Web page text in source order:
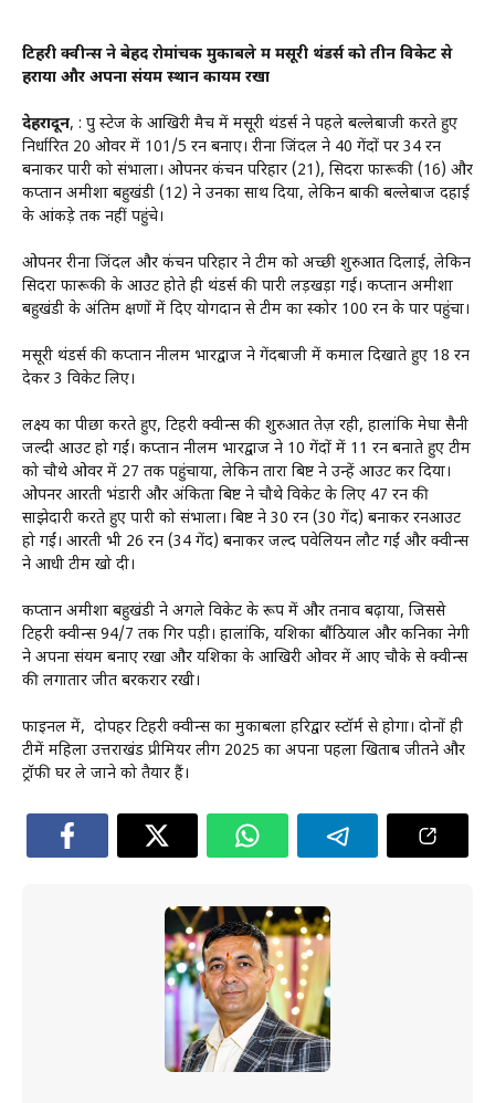
टिहरी क्वीन्स ने बेहद रोमांचक मुकाबले में मसूरी थंडर्स को तीन विकेट से
हराया और अपना संयम स्थान कायम रखा
देहरादून, : ग्रुप स्टेज के आखिरी मैच में मसूरी थंडर्स ने पहले बल्लेबाजी करते हुए
निर्धारित 20 ओवर में 101/5 रन बनाए। रीना जिंदल ने 40 गेंदों पर 34 रन
बनाकर पारी को संभाला। ओपनर कंचन परिहार (21), सिदरा फारूकी (16) और
कप्तान अमीशा बहुखंडी (12) ने उनका साथ दिया, लेकिन बाकी बल्लेबाज दहाई
के आंकड़े तक नहीं पहुंचे।
ओपनर रीना जिंदल और कंचन परिहार ने टीम को अच्छी शुरुआत दिलाई, लेकिन
सिदरा फारूकी के आउट होते ही थंडर्स की पारी लड़खड़ा गई। कप्तान अमीशा
बहुखंडी के अंतिम क्षणों में दिए योगदान से टीम का स्कोर 100 रन के पार पहुंचा।
मसूरी थंडर्स की कप्तान नीलम भारद्वाज ने गेंदबाजी में कमाल दिखाते हुए 18 रन
देकर 3 विकेट लिए।
लक्ष्य का पीछा करते हुए, टिहरी क्वीन्स की शुरुआत तेज़ रही, हालांकि मेघा सैनी
जल्दी आउट हो गईं। कप्तान नीलम भारद्वाज ने 10 गेंदों में 11 रन बनाते हुए टीम
को चौथे ओवर में 27 तक पहुंचाया, लेकिन तारा बिष्ट ने उन्हें आउट कर दिया।
ओपनर आरती भंडारी और अंकिता बिष्ट ने चौथे विकेट के लिए 47 रन की
साझेदारी करते हुए पारी को संभाला। बिष्ट ने 30 रन (30 गेंद) बनाकर रनआउट
हो गईं। आरती भी 26 रन (34 गेंद) बनाकर जल्द पवेलियन लौट गईं और क्वीन्स
ने आधी टीम खो दी।
कप्तान अमीशा बहुखंडी ने अगले विकेट के रूप में और तनाव बढ़ाया, जिससे
टिहरी क्वीन्स 94/7 तक गिर पड़ी। हालांकि, यशिका बौंठियाल और कनिका नेगी
ने अपना संयम बनाए रखा और यशिका के आखिरी ओवर में आए चौके से क्वीन्स
की लगातार जीत बरकरार रखी।
फाइनल में, दोपहर टिहरी क्वीन्स का मुकाबला हरिद्वार स्टॉर्म से होगा। दोनों ही
टीमें महिला उत्तराखंड प्रीमियर लीग 2025 का अपना पहला खिताब जीतने और
ट्रॉफी घर ले जाने को तैयार हैं।